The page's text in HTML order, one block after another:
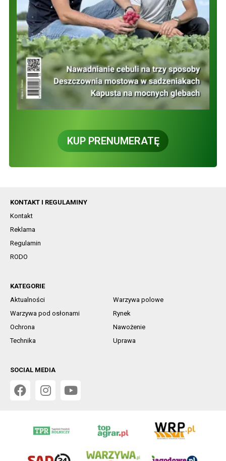
KUP PRENUMERATĘ
KONTAKT I REGULAMINY
Kontakt
Reklama
Regulamin
RODO
KATEGORIE
Aktualności
Warzywa polowe
Warzywa pod osłonami
Rynek
Ochrona
Nawożenie
Technika
Uprawa
SOCIAL MEDIA